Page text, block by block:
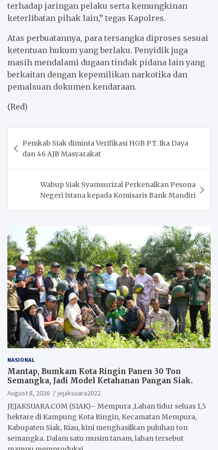
terhadap jaringan pelaku serta kemungkinan
keterlibatan pihak lain,” tegas Kapolres.
Atas perbuatannya, para tersangka diproses sesuai
ketentuan hukum yang berlaku. Penyidik juga
masih mendalami dugaan tindak pidana lain yang
berkaitan dengan kepemilikan narkotika dan
pemalsuan dokumen kendaraan.
(Red)
navigation
Pemkab Siak diminta Verifikasi HGB PT. Ika Daya
dan 46 AJB Masyarakat
Wabup Siak Syamsurizal Perkenalkan Pesona
Negeri Istana kepada Komisaris Bank Mandiri
NASIONAL
Mantap, Bumkam Kota Ringin Panen 30 Ton
Semangka, Jadi Model Ketahanan Pangan Siak.
August 8, 2026
jejaksuara2022
JEJAKSUARA.COM (SIAK)– Mempura ,Lahan tidur seluas 1,5
hektare di Kampung Kota Ringin, Kecamatan Mempura,
Kabupaten Siak, Riau, kini menghasilkan puluhan ton
semangka. Dalam satu musim tanam, lahan tersebut